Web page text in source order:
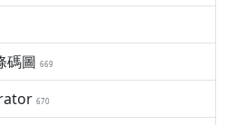
碼圖 669
670